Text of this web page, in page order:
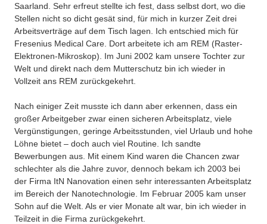
Saarland. Sehr erfreut stellte ich fest, dass selbst dort, wo die
Stellen nicht so dicht gesät sind, für mich in kurzer Zeit drei
Arbeitsverträge auf dem Tisch lagen. Ich entschied mich für
Fresenius Medical Care. Dort arbeitete ich am REM (Raster-
Elektronen-Mikroskop). Im Juni 2002 kam unsere Tochter zur
Welt und direkt nach dem Mutterschutz bin ich wieder in
Vollzeit ans REM zurückgekehrt.
Nach einiger Zeit musste ich dann aber erkennen, dass ein
großer Arbeitgeber zwar einen sicheren Arbeitsplatz, viele
Vergünstigungen, geringe Arbeitsstunden, viel Urlaub und hohe
Löhne bietet – doch auch viel Routine. Ich sandte
Bewerbungen aus. Mit einem Kind waren die Chancen zwar
schlechter als die Jahre zuvor, dennoch bekam ich 2003 bei
der Firma ItN Nanovation einen sehr interessanten Arbeitsplatz
im Bereich der Nanotechnologie. Im Februar 2005 kam unser
Sohn auf die Welt. Als er vier Monate alt war, bin ich wieder in
Teilzeit in die Firma zurückgekehrt.